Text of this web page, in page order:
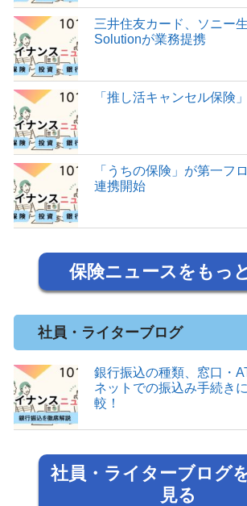
三井住友カード、ソニー
Solutionが業務提携
「推し活キャンセル保険
「うちの保険」が第一フ
連携開始
保険ニュースをもっ
社員・ライターブログ
銀行振込の種類、窓口・
ネットでの振込み手続き
較！
社員・ライターブログ
見る